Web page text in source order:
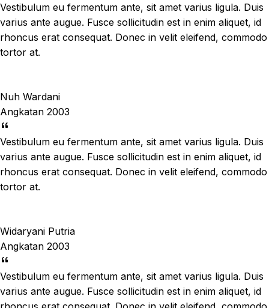
Vestibulum eu fermentum ante, sit amet varius ligula. Duis
varius ante augue. Fusce sollicitudin est in enim aliquet, id
rhoncus erat consequat. Donec in velit eleifend, commodo
tortor at.
Nuh Wardani
Angkatan 2003
Vestibulum eu fermentum ante, sit amet varius ligula. Duis
varius ante augue. Fusce sollicitudin est in enim aliquet, id
rhoncus erat consequat. Donec in velit eleifend, commodo
tortor at.
Widaryani Putria
Angkatan 2003
Vestibulum eu fermentum ante, sit amet varius ligula. Duis
varius ante augue. Fusce sollicitudin est in enim aliquet, id